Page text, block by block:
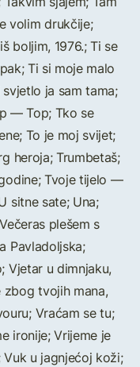
volim drukčije;
boljim, 1976.; Ti se
Ti si moje malo
ja sam tama;
— Top; Tko se
To je moj svijet;
heroja; Trumbetaš;
Tvoje tijelo —
sitne sate; Una;
plešem s
Pavladoljska;
Vjetar u dimnjaku,
zbog tvojih mana,
Vraćam se tu;
ironije; Vrijeme je
u jagnjećoj koži;